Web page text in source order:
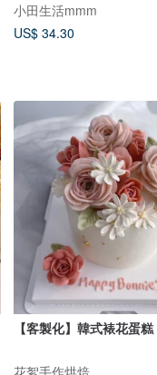
小田生活mmm
US$ 34.30
【客製化】韓式裱花蛋糕